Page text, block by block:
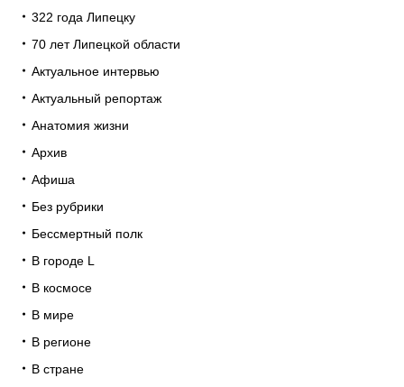
322 года Липецку
70 лет Липецкой области
Актуальное интервью
Актуальный репортаж
Анатомия жизни
Архив
Афиша
Без рубрики
Бессмертный полк
В городе L
В космосе
В мире
В регионе
В стране